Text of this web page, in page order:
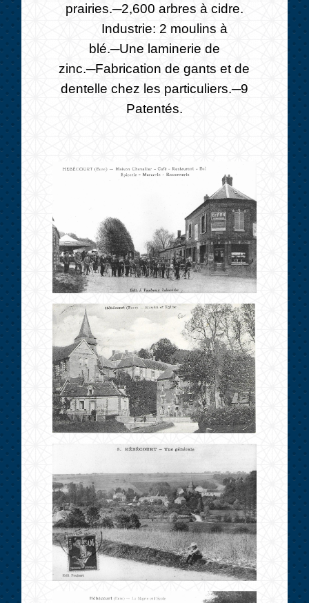
prairies.─2,600 arbres à cidre.
Industrie: 2 moulins à
blé.─Une laminerie de
zinc.─Fabrication de gants et de
dentelle chez les particuliers.─9
Patentés.